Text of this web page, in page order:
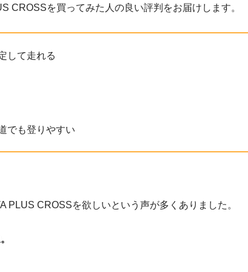
CROSSを買ってみた人の良い評判をお届けします。
して走れる
でも登りやすい
PLUS CROSSを欲しいという声が多くありました。